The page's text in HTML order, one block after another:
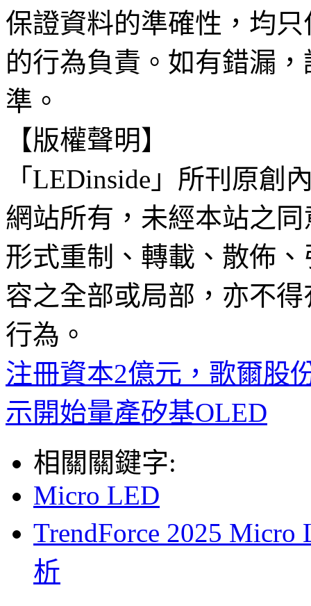
保證資料的準確性，均
的行為負責。如有錯漏
準。
【版權聲明】
「LEDinside」所刊原創
網站所有，未經本站之
形式重制、轉載、散佈
容之全部或局部，亦不
行為。
注冊資本2億元，歌爾股
示開始量產矽基OLED
相關關鍵字:
Micro LED
TrendForce 2025
析